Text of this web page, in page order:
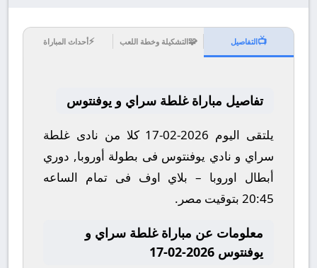
📺التفاصيل 🧩التشكيلة وخطة اللعب ⚡أحداث المباراة
تفاصيل مباراة غلطة سراي و يوفنتوس
يلتقى اليوم 2026-02-17 كلا من نادى غلطة
سراي و نادي يوفنتوس فى بطولة أوروبا, دوري
أبطال اوروبا – بلاي اوف فى تمام الساعه
20:45 بتوقيت مصر.
معلومات عن مباراة غلطة سراي و
يوفنتوس 2026-02-17